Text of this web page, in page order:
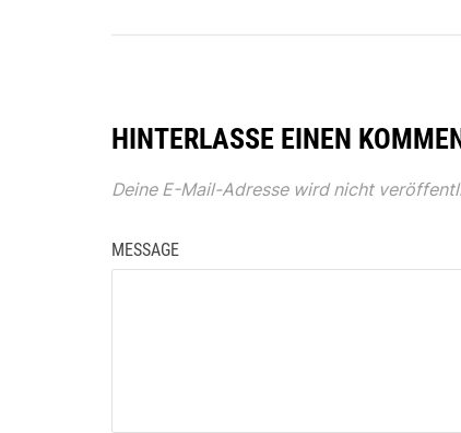
HINTERLASSE EINEN
Deine E-Mail-Adresse wird nicht
MESSAGE